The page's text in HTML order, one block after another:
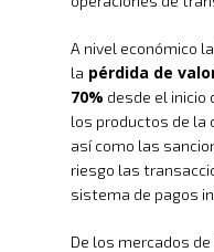
A nivel económico
la pérdida de
70% desde el inicio
los productos de la
así como las
riesgo las
sistema de pagos
De los mercados